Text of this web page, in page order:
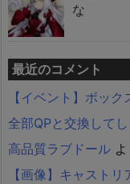
な
最近のコメント
【イベント】ボッ
全部QPと交換して
高品質ラブドール よ
【画像】キャスト